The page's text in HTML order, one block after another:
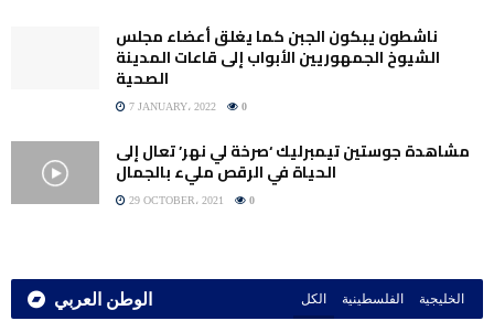
ناشطون يبكون الجبن كما يغلق أعضاء مجلس
الشيوخ الجمهوريين الأبواب إلى قاعات المدينة
الصحية
7 JANUARY، 2022 0
مشاهدة جوستين تيمبرليك ‘صرخة لي نهر’ تعال إلى
الحياة في الرقص مليء بالجمال
29 OCTOBER، 2021 0
الوطن العربي الكل الفلسطينية الخليجية